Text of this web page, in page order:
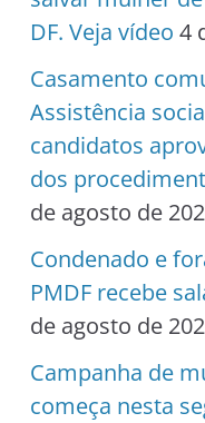
DF. Veja vídeo 4
Casamento
Assistência
candidatos
dos
de agosto de
Condenado e
PMDF recebe
de agosto de
Campanha de
começa nesta